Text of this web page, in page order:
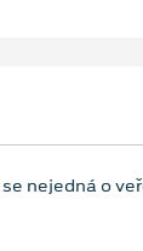
nejedná o